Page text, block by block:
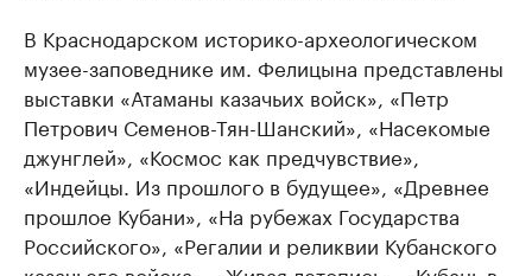
В Краснодарском историко-археологическом
музее-заповеднике им. Фелицына представлены
выставки «Атаманы казачьих войск», «Петр
Петрович Семенов-Тян-Шанский», «Насекомые
джунглей», «Космос как предчувствие»,
«Индейцы. Из прошлого в будущее», «Древнее
прошлое Кубани», «На рубежах Государства
Российского», «Регалии и реликвии Кубанского